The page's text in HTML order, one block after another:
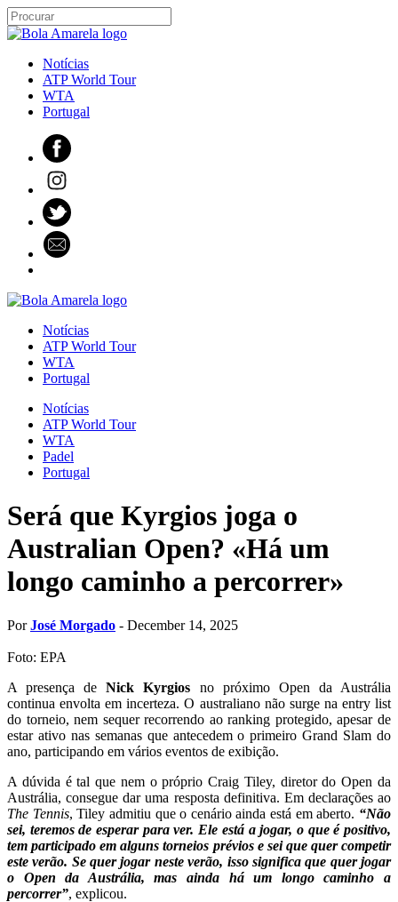
Notícias
ATP World Tour
WTA
Portugal
Notícias
ATP World Tour
WTA
Portugal
Notícias
ATP World Tour
WTA
Padel
Portugal
Será que Kyrgios joga o
Australian Open? «Há um
longo caminho a percorrer»
PorJosé Morgado - December 14, 2025
Foto: EPA
A presença deNick Kyrgios no próximo Open da Austrália
continua envolta em incerteza. O australiano não surge na entry list
do torneio, nem sequer recorrendo ao ranking protegido, apesar de
estar ativo nas semanas que antecedem o primeiro Grand Slam do
ano, participando em vários eventos de exibição.
A dúvida é tal que nem o próprio Craig Tiley, diretor do Open da
Austrália, consegue dar uma resposta definitiva. Em declarações ao
The Tennis, Tiley admitiu que o cenário ainda está em aberto. “Não
sei, teremos de esperar para ver. Ele está a jogar, o que é positivo,
tem participado em alguns torneios prévios e sei que quer competir
este verão. Se quer jogar neste verão, isso significa que quer jogar
o Open da Austrália, mas ainda há um longo caminho a
percorrer”, explicou.